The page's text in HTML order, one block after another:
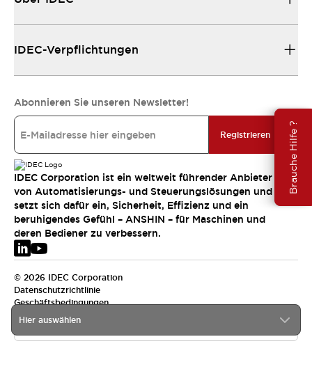
Brauche Hilfe ?
Hier auswählen
IDEC-Verpflichtungen
Abonnieren Sie unseren Newsletter!
Registrieren
IDEC Corporation ist ein weltweit führender Anbieter
von Automatisierungs- und Steuerungslösungen und
setzt sich dafür ein, Sicherheit, Effizienz und ein
beruhigendes Gefühl – ANSHIN – für Maschinen und
deren Bediener zu verbessern.
© 2026 IDEC Corporation
Datenschutzrichtlinie
Geschäftsbedingungen
EMEA